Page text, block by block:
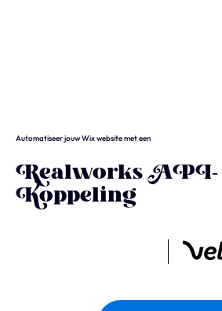
Automatiseer jouw Wix website met een
Realworks API-
Koppeling
Wix eCommerce
Wix & SEO